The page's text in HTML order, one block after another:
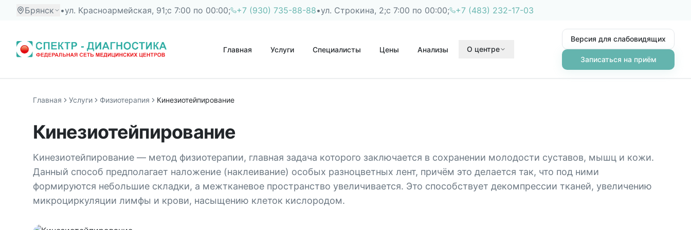
Брянск •ул. Красноармейская, 91;с 7:00 по 00:00; +7 (930) 735-88-88•ул. Строкина, 2;с 7:00 по 00:00; +7 (483) 232-17-03
Главная Услуги Специалисты Цены Анализы О центре
Версия для слабовидящих
Записаться на приём
Главная Услуги Физиотерапия Кинезиотейпирование
Кинезиотейпирование
Кинезиотейпирование — метод физиотерапии, главная задача которого заключается в сохранении молодости суставов, мышц и кожи.
Данный способ предполагает наложение (наклеивание) особых разноцветных лент, причём это делается так, что под ними
формируются небольшие складки, а межтканевое пространство увеличивается. Это способствует декомпрессии тканей, увеличению
микроциркуляции лимфы и крови, насыщению клеток кислородом.